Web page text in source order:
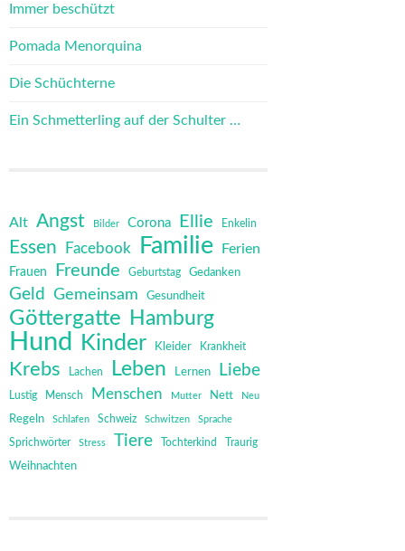
Immer beschützt
Pomada Menorquina
Die Schüchterne
Ein Schmetterling auf der Schulter …
Alt Angst Bilder Corona Ellie Enkelin
Essen Facebook Familie Ferien
Frauen Freunde Geburtstag Gedanken
Geld Gemeinsam Gesundheit
Göttergatte Hamburg
Hund Kinder Kleider Krankheit
Krebs Lachen Leben Lernen Liebe
Lustig Mensch Menschen Mutter Nett Neu
Regeln Schlafen Schweiz Schwitzen Sprache
Sprichwörter Stress Tiere Tochterkind Traurig
Weihnachten